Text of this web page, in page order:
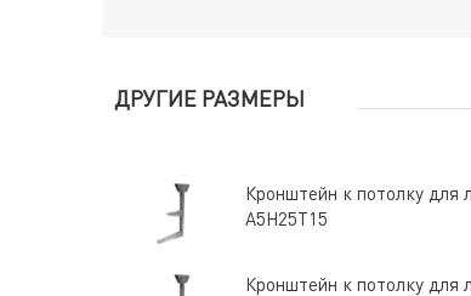
ДРУГИЕ РАЗМЕРЫ
Кронштейн к потолку для
А5Н25Т15
Кронштейн к потолку для